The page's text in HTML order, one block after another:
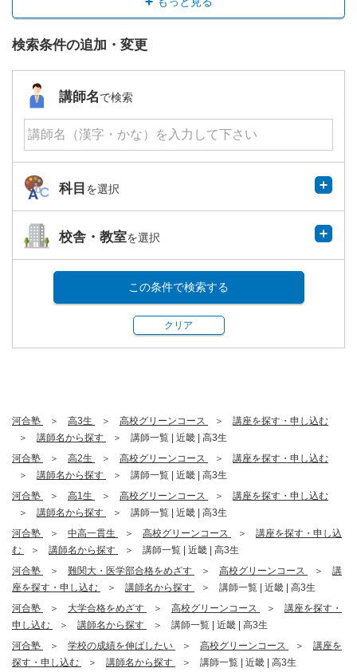
検索条件の追加・変更
講師名で検索
科目 を選択
校舎・教室を選択
この条件で検索する
クリア
河合塾 高3生 高校グリーンコース
講座を探す・申し込む
講師名から探す
講師一覧 | 近畿 | 高3生
河合塾
高2生 高校グリーンコース
講座を探す・申し込む
講師名から探す
講師一覧 | 近畿 | 高3生
河合塾
高1生 高校グリーンコース
講座を探す・申し込む
講師名から探す
講師一覧 | 近畿 | 高3生
河合塾
中高一貫生 高校グリーンコース
講座を探す・申し込
む
講師名から探す
講師一覧 | 近畿 | 高3生
河合塾
難関大・医学部合格をめざす 高校グリーンコース
講
座を探す・申し込む
講師名から探す
講師一覧 | 近畿 | 高3生
河合塾
大学合格をめざす 高校グリーンコース
講座を探す・
申し込む
講師名から探す
講師一覧 | 近畿 | 高3生
河合塾
学校の成績を伸ばしたい 高校グリーンコース
講座を
探す・申し込む
講師名から探す 講師一覧 | 近畿 | 高3生